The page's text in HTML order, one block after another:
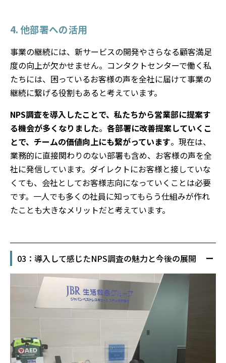
4. 他部署への活用
事業の継続には、新サービスの開発やさらなる顧客満足
度の向上が欠かせません。コンタクトセンターで働く私
たちには、困っているお客様の声を全社に届けて事業の
継続に繋げる役割もあると考えています。
NPS調査を導入したことで、私たちから営業部に提案す
る機会が多くなりました。 各部署に改善提案していくこ
とで、チームの価値向上にも繋がっています。現在は、
業務的に直接関わりのない部署も含め、お客様の声を全
社に発信しています。ダイレクトにお客様と接していな
くても、会社としてお客様志向になっていくことは必要
です。一人でも多くの社員に知ってもらう仕組みが作れ
たことも大きなメリットだと考えています。
03：導入して感じたNPS調査の魅力と今後の展開